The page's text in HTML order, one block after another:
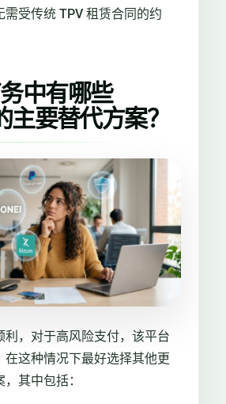
需受传统 TPV 租赁合同的约
中有哪些
主要替代方案？
利，对于高风险支付，该平台
在这种情况下最好选择其他更
其中包括：